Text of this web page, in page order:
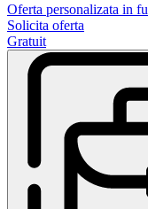
Oferta personalizata in
Solicita oferta
Gratuit